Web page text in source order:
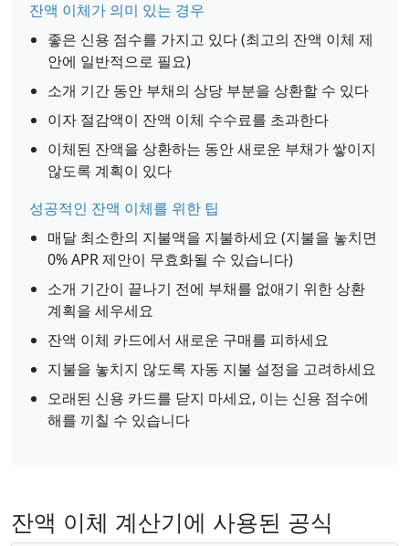
잔액 이체가 의미 있는 경우
좋은 신용 점수를 가지고 있다 (최고의 잔액 이체 제
안에 일반적으로 필요)
소개 기간 동안 부채의 상당 부분을 상환할 수 있다
이자 절감액이 잔액 이체 수수료를 초과한다
이체된 잔액을 상환하는 동안 새로운 부채가 쌓이지
않도록 계획이 있다
성공적인 잔액 이체를 위한 팁
매달 최소한의 지불액을 지불하세요 (지불을 놓치면
0% APR 제안이 무효화될 수 있습니다)
소개 기간이 끝나기 전에 부채를 없애기 위한 상환
계획을 세우세요
잔액 이체 카드에서 새로운 구매를 피하세요
지불을 놓치지 않도록 자동 지불 설정을 고려하세요
오래된 신용 카드를 닫지 마세요, 이는 신용 점수에
해를 끼칠 수 있습니다
잔액 이체 계산기에 사용된 공식